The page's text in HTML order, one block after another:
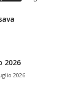
2026
2026